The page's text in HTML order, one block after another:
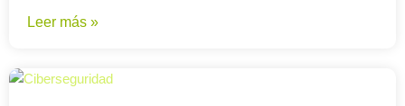
Leer más »